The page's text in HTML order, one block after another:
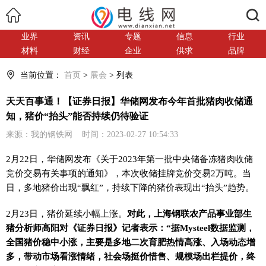
业界 资讯 专题 信息
行业
材料
财经 企业 供求 品牌
当前位置： 首页 > 展会 > 列表
天天百事通！【证券日报】华储网发布今年首批猪肉收储通
知，猪价“抬头”能否持续仍待验证
来源：我的钢铁网 时间：2023-02-27 10:54:33
2月22日，华储网发布《关于2023年第一批中央储备冻猪肉收储
竞价交易有关事项的通知》，本次收储挂牌竞价交易2万吨。当
日，多地猪价出现“飘红”，持续下降的猪价表现出“抬头”趋势。
2月23日，猪价延续小幅上涨。 对此，上海钢联农产品事业部生
猪分析师高阳对《证券日报》记者表示：“据Mysteel数据监测，
全国猪价稳中小涨，主要是多地二次育肥热情高涨、入场动态增
多，带动市场看涨情绪，社会场挺价惜售、规模场出栏提价，终